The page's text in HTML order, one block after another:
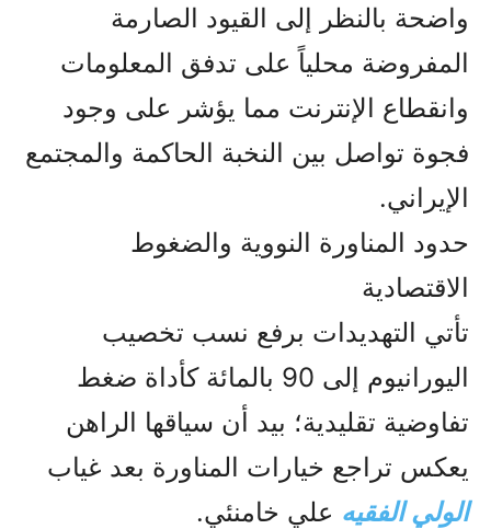
واضحة بالنظر إلى القيود الصارمة
المفروضة محلياً على تدفق المعلومات
وانقطاع الإنترنت مما يؤشر على وجود
فجوة تواصل بين النخبة الحاكمة والمجتمع
الإيراني.
حدود المناورة النووية والضغوط
الاقتصادية
تأتي التهديدات برفع نسب تخصيب
اليورانيوم إلى 90 بالمائة كأداة ضغط
تفاوضية تقليدية؛ بيد أن سياقها الراهن
يعكس تراجع خيارات المناورة بعد غياب
الولي الفقیه علي خامنئي.